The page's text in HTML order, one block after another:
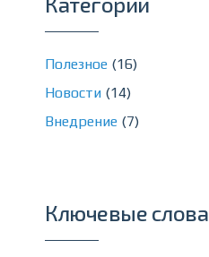
Полезное (16)
Новости (14)
Внедрение (7)
Ключевые слова